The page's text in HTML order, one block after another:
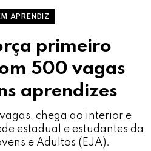
APRENDIZ
primeiro
500 vagas
aprendizes
chega ao interior e
estadual e estudantes da
e Adultos (EJA).